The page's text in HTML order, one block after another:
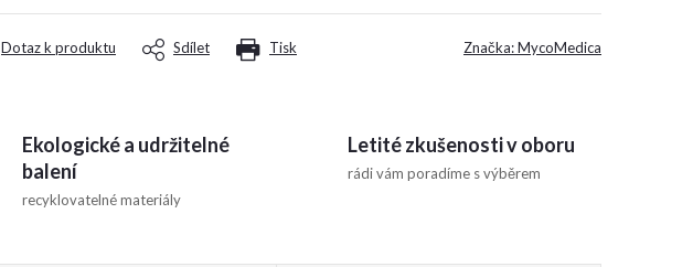
Tisk
Dotaz k produktu Sdílet Značka:MycoMedica
Ekologické a udržitelné
balení
recyklovatelné materiály
Letité zkušenosti v oboru
rádi vám poradíme s výběrem